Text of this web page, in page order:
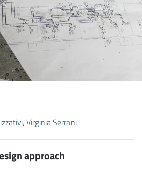
,Virginia Serrani
approach